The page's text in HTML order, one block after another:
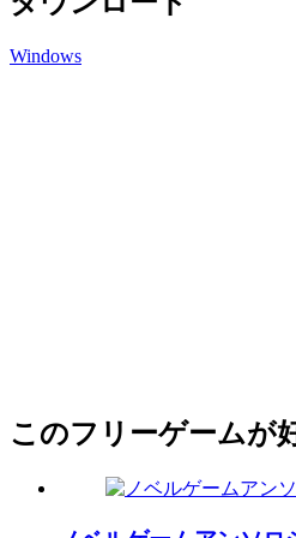
Windows
このフリーゲームが